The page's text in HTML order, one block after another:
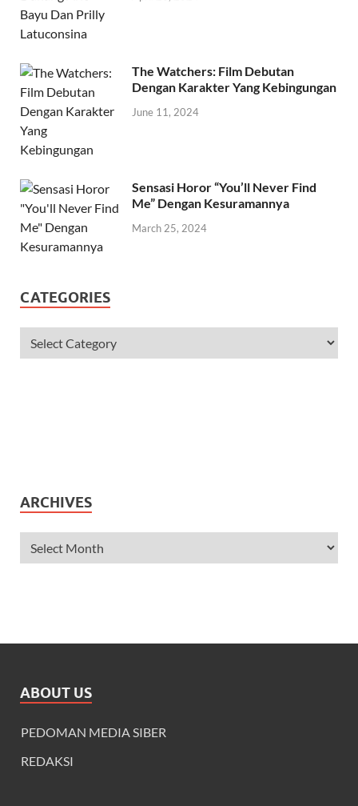
The Watchers: Film Debutan
Dengan Karakter Yang Kebingungan
June 11, 2024
Sensasi Horor “You’ll Never Find
Me” Dengan Kesuramannya
March 25, 2024
CATEGORIES
ARCHIVES
ABOUT US
PEDOMAN MEDIA SIBER
REDAKSI